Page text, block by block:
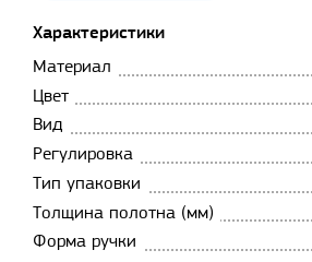
Характеристики
Материал
Цвет
Вид
Регулировка
Тип упаковки
Толщина полотна (мм)
Форма ручки